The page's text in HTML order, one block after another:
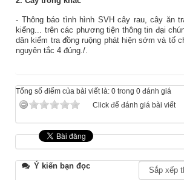
- Thông báo tình hình SVH cây rau, cây ăn
kiểng... trên các phương tiện thông tin đại
dân kiểm tra đồng ruộng phát hiện sớm và tố
nguyên tắc 4 đúng./.
Tổng số điểm của bài viết là: 0 trong 0 đánh giá
Click để đánh giá bài viết
Ý kiến bạn đọc